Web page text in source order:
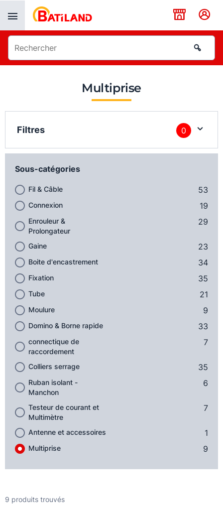
Multiprise
Filtres 0
Sous-catégories
Fil & Câble 53
Connexion 19
Enrouleur &
Prolongateur
29
Gaine 23
Boite d'encastrement 34
Fixation 35
Tube 21
Moulure 9
Domino & Borne rapide 33
connectique de
raccordement
7
Colliers serrage 35
Ruban isolant -
Manchon
6
Testeur de courant et
Multimètre
7
Antenne et accessoires 1
Multiprise 9
9 produits trouvés
Panneau de gestion des cookies